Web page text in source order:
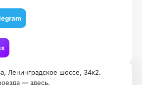
Ленинградское шоссе, 34к2.
— здесь.